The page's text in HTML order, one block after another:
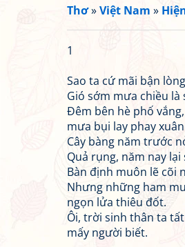
Thơ»Việt Nam »
1
Sao ta cứ mãi bận
Gió sớm mưa chiều
Đêm bên hè phố vắng,
mưa bụi lay phay
Cây bàng năm trước
Quả rụng, năm nay
Bàn định muôn lẽ cõi
Nhưng những ham
ngọn lửa thiêu đốt.
Ôi, trời sinh thân ta
mấy người biết.